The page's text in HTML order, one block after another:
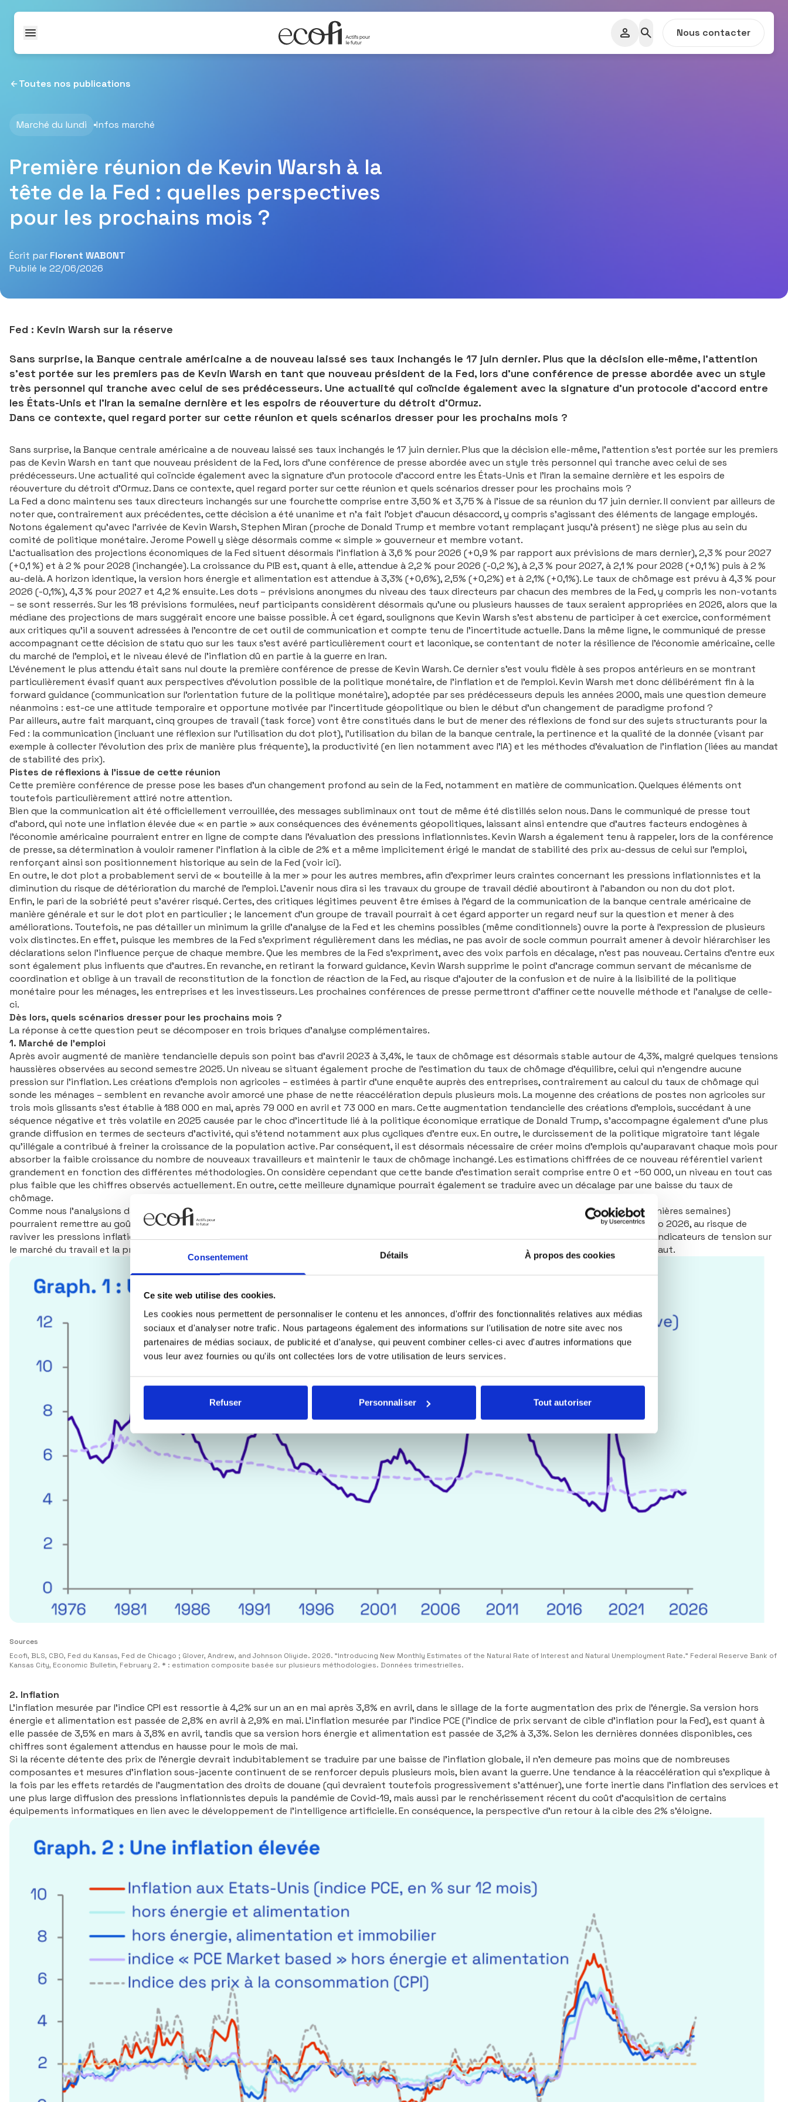
Consentement Détails À propos des cookies
Ce site web utilise des cookies.
Les cookies nous permettent de personnaliser le contenu et les annonces, d'offrir des fonctionnalités relatives aux médias
sociaux et d'analyser notre trafic. Nous partageons également des informations sur l'utilisation de notre site avec nos
partenaires de médias sociaux, de publicité et d'analyse, qui peuvent combiner celles-ci avec d'autres informations que
vous leur avez fournies ou qu'ils ont collectées lors de votre utilisation de leurs services.
Refuser Personnaliser Tout autoriser
Nous contacter
Toutes nos publications
Marché du lundi Infos marché
Première réunion de Kevin Warsh à la
tête de la Fed : quelles perspectives
pour les prochains mois ?
Écrit par Florent WABONT
Publié le 22/06/2026
Fed : Kevin Warsh sur la réserve
Sans surprise, la Banque centrale américaine a de nouveau laissé ses taux inchangés le 17 juin dernier. Plus que la décision elle-même, l’attention
s’est portée sur les premiers pas de Kevin Warsh en tant que nouveau président de la Fed, lors d’une conférence de presse abordée avec un style
très personnel qui tranche avec celui de ses prédécesseurs. Une actualité qui coïncide également avec la signature d’un protocole d’accord entre
les États-Unis et l’Iran la semaine dernière et les espoirs de réouverture du détroit d’Ormuz.
Dans ce contexte, quel regard porter sur cette réunion et quels scénarios dresser pour les prochains mois ?
Sans surprise, la Banque centrale américaine a de nouveau laissé ses taux inchangés le 17 juin dernier. Plus que la décision elle-même, l’attention s’est portée sur les premiers
pas de Kevin Warsh en tant que nouveau président de la Fed, lors d’une conférence de presse abordée avec un style très personnel qui tranche avec celui de ses
prédécesseurs. Une actualité qui coïncide également avec la signature d’un protocole d’accord entre les États-Unis et l’Iran la semaine dernière et les espoirs de
réouverture du détroit d’Ormuz. Dans ce contexte, quel regard porter sur cette réunion et quels scénarios dresser pour les prochains mois ?
La Fed a donc maintenu ses taux directeurs inchangés sur une fourchette comprise entre 3,50 % et 3,75 % à l’issue de sa réunion du 17 juin dernier. Il convient par ailleurs de
noter que, contrairement aux précédentes, cette décision a été unanime et n’a fait l’objet d’aucun désaccord, y compris s’agissant des éléments de langage employés.
Notons également qu’avec l’arrivée de Kevin Warsh, Stephen Miran (proche de Donald Trump et membre votant remplaçant jusqu’à présent) ne siège plus au sein du
comité de politique monétaire. Jerome Powell y siège désormais comme « simple » gouverneur et membre votant.
L’actualisation des projections économiques de la Fed situent désormais l’inflation à 3,6 % pour 2026 (+0,9 % par rapport aux prévisions de mars dernier), 2,3 % pour 2027
(+0,1 %) et à 2 % pour 2028 (inchangée). La croissance du PIB est, quant à elle, attendue à 2,2 % pour 2026 (-0,2 %), à 2,3 % pour 2027, à 2,1 % pour 2028 (+0,1 %) puis à 2 %
au-delà. A horizon identique, la version hors énergie et alimentation est attendue à 3,3% (+0,6%), 2,5% (+0,2%) et à 2,1% (+0,1%). Le taux de chômage est prévu à 4,3 % pour
2026 (-0,1%), 4,3 % pour 2027 et 4,2 % ensuite. Les dots – prévisions anonymes du niveau des taux directeurs par chacun des membres de la Fed, y compris les non-votants
– se sont resserrés. Sur les 18 prévisions formulées, neuf participants considèrent désormais qu’une ou plusieurs hausses de taux seraient appropriées en 2026, alors que la
médiane des projections de mars suggérait encore une baisse possible. À cet égard, soulignons que Kevin Warsh s’est abstenu de participer à cet exercice, conformément
aux critiques qu’il a souvent adressées à l’encontre de cet outil de communication et compte tenu de l’incertitude actuelle. Dans la même ligne, le communiqué de presse
accompagnant cette décision de statu quo sur les taux s’est avéré particulièrement court et laconique, se contentant de noter la résilience de l’économie américaine, celle
du marché de l’emploi, et le niveau élevé de l’inflation dû en partie à la guerre en Iran.
L’événement le plus attendu était sans nul doute la première conférence de presse de Kevin Warsh. Ce dernier s’est voulu fidèle à ses propos antérieurs en se montrant
particulièrement évasif quant aux perspectives d’évolution possible de la politique monétaire, de l’inflation et de l’emploi. Kevin Warsh met donc délibérément fin à la
forward guidance (communication sur l’orientation future de la politique monétaire), adoptée par ses prédécesseurs depuis les années 2000, mais une question demeure
néanmoins : est-ce une attitude temporaire et opportune motivée par l’incertitude géopolitique ou bien le début d’un changement de paradigme profond ?
Par ailleurs, autre fait marquant, cinq groupes de travail (task force) vont être constitués dans le but de mener des réflexions de fond sur des sujets structurants pour la
Fed : la communication (incluant une réflexion sur l’utilisation du dot plot), l’utilisation du bilan de la banque centrale, la pertinence et la qualité de la donnée (visant par
exemple à collecter l’évolution des prix de manière plus fréquente), la productivité (en lien notamment avec l’IA) et les méthodes d’évaluation de l’inflation (liées au mandat
de stabilité des prix).
Pistes de réflexions à l’issue de cette réunion
Cette première conférence de presse pose les bases d’un changement profond au sein de la Fed, notamment en matière de communication. Quelques éléments ont
toutefois particulièrement attiré notre attention.
Bien que la communication ait été officiellement verrouillée, des messages subliminaux ont tout de même été distillés selon nous. Dans le communiqué de presse tout
d’abord, qui note une inflation élevée due « en partie » aux conséquences des événements géopolitiques, laissant ainsi entendre que d’autres facteurs endogènes à
l’économie américaine pourraient entrer en ligne de compte dans l’évaluation des pressions inflationnistes. Kevin Warsh a également tenu à rappeler, lors de la conférence
de presse, sa détermination à vouloir ramener l’inflation à la cible de 2% et a même implicitement érigé le mandat de stabilité des prix au-dessus de celui sur l’emploi,
renforçant ainsi son positionnement historique au sein de la Fed (voir ici).
En outre, le dot plot a probablement servi de « bouteille à la mer » pour les autres membres, afin d’exprimer leurs craintes concernant les pressions inflationnistes et la
diminution du risque de détérioration du marché de l’emploi. L’avenir nous dira si les travaux du groupe de travail dédié aboutiront à l’abandon ou non du dot plot.
Enfin, le pari de la sobriété peut s’avérer risqué. Certes, des critiques légitimes peuvent être émises à l’égard de la communication de la banque centrale américaine de
manière générale et sur le dot plot en particulier ; le lancement d’un groupe de travail pourrait à cet égard apporter un regard neuf sur la question et mener à des
améliorations. Toutefois, ne pas détailler un minimum la grille d’analyse de la Fed et les chemins possibles (même conditionnels) ouvre la porte à l’expression de plusieurs
voix distinctes. En effet, puisque les membres de la Fed s’expriment régulièrement dans les médias, ne pas avoir de socle commun pourrait amener à devoir hiérarchiser les
déclarations selon l’influence perçue de chaque membre. Que les membres de la Fed s’expriment, avec des voix parfois en décalage, n’est pas nouveau. Certains d’entre eux
sont également plus influents que d’autres. En revanche, en retirant la forward guidance, Kevin Warsh supprime le point d’ancrage commun servant de mécanisme de
coordination et oblige à un travail de reconstitution de la fonction de réaction de la Fed, au risque d’ajouter de la confusion et de nuire à la lisibilité de la politique
monétaire pour les ménages, les entreprises et les investisseurs. Les prochaines conférences de presse permettront d’affiner cette nouvelle méthode et l’analyse de celle-
ci.
Dès lors, quels scénarios dresser pour les prochains mois ?
La réponse à cette question peut se décomposer en trois briques d’analyse complémentaires.
1. Marché de l’emploi
Après avoir augmenté de manière tendancielle depuis son point bas d’avril 2023 à 3,4%, le taux de chômage est désormais stable autour de 4,3%, malgré quelques tensions
haussières observées au second semestre 2025. Un niveau se situant également proche de l’estimation du taux de chômage d’équilibre, celui qui n’engendre aucune
pression sur l’inflation. Les créations d’emplois non agricoles – estimées à partir d’une enquête auprès des entreprises, contrairement au calcul du taux de chômage qui
sonde les ménages – semblent en revanche avoir amorcé une phase de nette réaccélération depuis plusieurs mois. La moyenne des créations de postes non agricoles sur
trois mois glissants s’est établie à 188 000 en mai, après 79 000 en avril et 73 000 en mars. Cette augmentation tendancielle des créations d’emplois, succédant à une
séquence négative et très volatile en 2025 causée par le choc d’incertitude lié à la politique économique erratique de Donald Trump, s’accompagne également d’une plus
grande diffusion en termes de secteurs d’activité, qui s’étend notamment aux plus cycliques d’entre eux. En outre, le durcissement de la politique migratoire tant légale
qu’illégale a contribué à freiner la croissance de la population active. Par conséquent, il est désormais nécessaire de créer moins d’emplois qu’auparavant chaque mois pour
absorber la faible croissance du nombre de nouveaux travailleurs et maintenir le taux de chômage inchangé. Les estimations chiffrées de ce nouveau référentiel varient
grandement en fonction des différentes méthodologies. On considère cependant que cette bande d’estimation serait comprise entre 0 et ~50 000, un niveau en tout cas
plus faible que les chiffres observés actuellement. En outre, cette meilleure dynamique pourrait également se traduire avec un décalage par une baisse du taux de
chômage.
Comme nous l’analysions dans une précédente publication, l’apaisement du choc géopolitique et la baisse des prix du pétrole (observée ces dernières semaines)
pourraient remettre au goût du jour la thèse d’une réaccélération du marché de l’emploi que nous avions anticipée l’an dernier dans notre scénario 2026, au risque de
raviver les pressions inflationnistes déjà élevées par ailleurs. A ce titre, il conviendra néanmoins de surveiller d’autres variables clés telles que les indicateurs de tension sur
le marché du travail et la progression salariale, qui n’ont pour le moment pas montré de signaux aussi francs que les statistiques évoquées plus haut.
Sources
Ecofi, BLS, CBO, Fed du Kansas, Fed de Chicago ; Glover, Andrew, and Johnson Oliyide. 2026. "Introducing New Monthly Estimates of the Natural Rate of Interest and Natural Unemployment Rate." Federal Reserve Bank of
Kansas City, Economic Bulletin, February 2. * : estimation composite basée sur plusieurs méthodologies. Données trimestrielles.
2. Inflation
L’inflation mesurée par l’indice CPI est ressortie à 4,2% sur un an en mai après 3,8% en avril, dans le sillage de la forte augmentation des prix de l’énergie. Sa version hors
énergie et alimentation est passée de 2,8% en avril à 2,9% en mai. L’inflation mesurée par l’indice PCE (l’indice de prix servant de cible d’inflation pour la Fed), est quant à
elle passée de 3,5% en mars à 3,8% en avril, tandis que sa version hors énergie et alimentation est passée de 3,2% à 3,3%. Selon les dernières données disponibles, ces
chiffres sont également attendus en hausse pour le mois de mai.
Si la récente détente des prix de l’énergie devrait indubitablement se traduire par une baisse de l’inflation globale, il n’en demeure pas moins que de nombreuses
composantes et mesures d’inflation sous-jacente continuent de se renforcer depuis plusieurs mois, bien avant la guerre. Une tendance à la réaccélération qui s’explique à
la fois par les effets retardés de l’augmentation des droits de douane (qui devraient toutefois progressivement s’atténuer), une forte inertie dans l’inflation des services et
une plus large diffusion des pressions inflationnistes depuis la pandémie de Covid-19, mais aussi par le renchérissement récent du coût d’acquisition de certains
équipements informatiques en lien avec le développement de l’intelligence artificielle. En conséquence, la perspective d’un retour à la cible des 2% s’éloigne.